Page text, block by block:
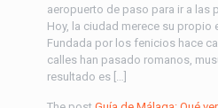
aeropuerto de paso para ir a las
Hoy, la ciudad merece su propio
Fundada por los fenicios hace
calles han pasado romanos,
resultado es […]